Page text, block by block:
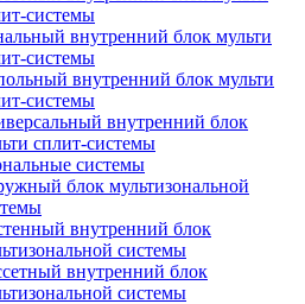
системы
внутренний блок мульти
системы
внутренний блок мульти
системы
внутренний блок
сплит-системы
системы
блок мультизональной
внутренний блок
системы
внутренний блок
системы